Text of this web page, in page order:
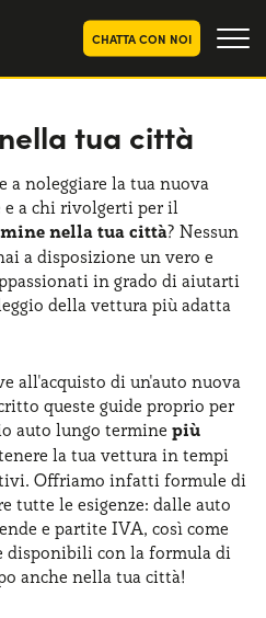
CHATTA CON NOI
LUNGO TERMINE
UN PAESE
800595799
tua città
a noleggiare la tua nuova
e a chi rivolgerti per il
nella tua città? Nessun
a disposizione un vero e
in grado di aiutarti
della vettura più adatta
all'acquisto di un'auto nuova
queste guide proprio per
auto lungo termine più
la tua vettura in tempi
Offriamo infatti formule di
tutte le esigenze: dalle auto
e partite IVA, così come
disponibili con la formula di
anche nella tua città!